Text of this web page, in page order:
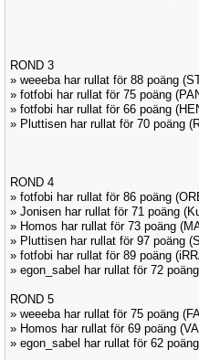
ROND 3
» weeeba har rullat för 88 poäng
» fotfobi har rullat för 75 poäng
» fotfobi har rullat för 66 poäng
» Pluttisen har rullat för 70 poäng
ROND 4
» fotfobi har rullat för 86 poäng
» Jonisen har rullat för 71 poäng
» Homos har rullat för 73 poäng
» Pluttisen har rullat för 97 poäng
» fotfobi har rullat för 89 poäng
» egon_sabel har rullat för 72
ROND 5
» weeeba har rullat för 75 poäng
» Homos har rullat för 69 poäng
» egon_sabel har rullat för 62